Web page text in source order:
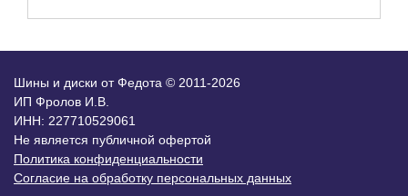
Шины и диски от Федота © 2011-2026
ИП Фролов И.В.
ИНН: 227710529061
Не является публичной офертой
Политика конфиденциальности
Согласие на обработку персональных данных